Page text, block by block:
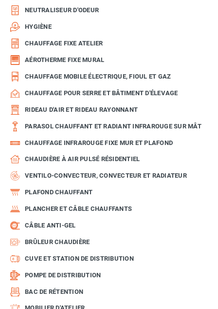
NEUTRALISEUR D'ODEUR
HYGIÈNE
CHAUFFAGE FIXE ATELIER
AÉROTHERME FIXE MURAL
CHAUFFAGE MOBILE ÉLECTRIQUE, FIOUL ET GAZ
CHAUFFAGE POUR SERRE ET BÂTIMENT D'ÉLEVAGE
RIDEAU D'AIR ET RIDEAU RAYONNANT
PARASOL CHAUFFANT ET RADIANT INFRAROUGE SUR MÂT
CHAUFFAGE INFRAROUGE FIXE MUR ET PLAFOND
CHAUDIÈRE À AIR PULSÉ RÉSIDENTIEL
VENTILO-CONVECTEUR, CONVECTEUR ET RADIATEUR
PLAFOND CHAUFFANT
PLANCHER ET CÂBLE CHAUFFANTS
CÂBLE ANTI-GEL
BRÛLEUR CHAUDIÈRE
CUVE ET STATION DE DISTRIBUTION
POMPE DE DISTRIBUTION
BAC DE RÉTENTION